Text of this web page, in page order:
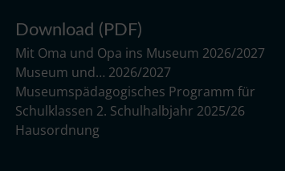
Download (PDF)
Mit Oma und Opa ins Museum 2026/2027
Museum und… 2026/2027
Museumspädagogisches Programm für
Schulklassen 2. Schulhalbjahr 2025/26
Hausordnung